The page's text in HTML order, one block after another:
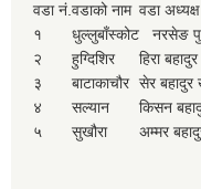
वडा नं.वडाको नाम वडा
१
धुल्लुबाँस्कोट नरसेङ
२
हुग्दिशिर हिरा बहादुर
३
बाटाकाचौर सेर बहादुर
४
सल्यान किसन
५
सुखौरा अम्मर